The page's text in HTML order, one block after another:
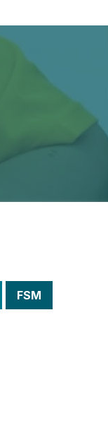
FSM